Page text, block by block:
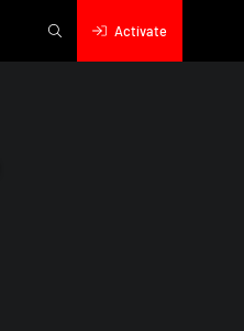
Actívate